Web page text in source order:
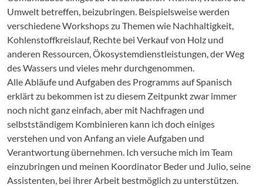
Umwelt betreffen, beizubringen. Beispielsweise werden
verschiedene Workshops zu Themen wie Nachhaltigkeit,
Kohlenstoffkreislauf, Rechte bei Verkauf von Holz und
anderen Ressourcen, Ökosystemdienstleistungen, der Weg
des Wassers und vieles mehr durchgenommen.
Alle Abläufe und Aufgaben des Programms auf Spanisch
erklärt zu bekommen ist zu diesem Zeitpunkt zwar immer
noch nicht ganz einfach, aber mit Nachfragen und
selbstständigem Kombinieren kann ich doch einiges
verstehen und von Anfang an viele Aufgaben und
Verantwortung übernehmen. Ich versuche mich im Team
einzubringen und meinen Koordinator Beder und Julio, seine
Assistenten, bei ihrer Arbeit bestmöglich zu unterstützen.